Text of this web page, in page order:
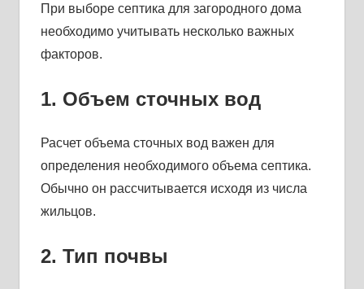
При выборе септика для загородного дома
необходимо учитывать несколько важных
факторов.
1. Объем сточных вод
Расчет объема сточных вод важен для
определения необходимого объема септика.
Обычно он рассчитывается исходя из числа
жильцов.
2. Тип почвы